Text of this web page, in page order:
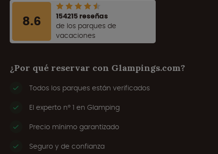
8.6
154215 reseñas
de los parques de
vacaciones
¿Por qué reservar con Glampings.com?
Todos los parques están verificados
El experto nº 1 en Glamping
Precio mínimo garantizado
Seguro y de confianza